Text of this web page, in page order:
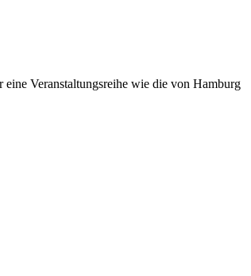
Veranstaltungsreihe wie die von Hamburg